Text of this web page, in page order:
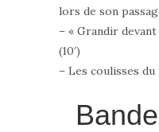
lors de son
– « Grandir
(10′)
– Les coulisses du